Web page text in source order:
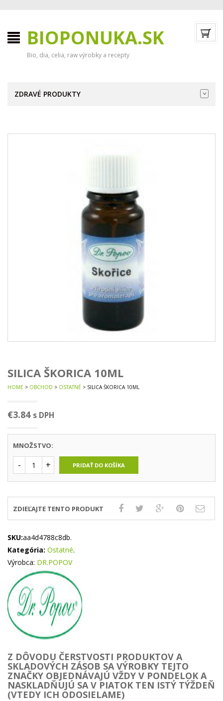
BIOPONUKA.SK
Bio, dia, celia, raw výrobky a recepty
ZDRAVÉ PRODUKTY
SILICA ŠKORICA 10ML
HOME > OBCHOD > OSTATNÉ > SILICA ŠKORICA 10ML
€3.84 s DPH
MNOŽSTVO:
PRIDAŤ DO KOŠÍKA
ZDIEĽAJTE TENTO PRODUKT
SKU:aa4d4788c8db.
Kategória: Ostatné.
Výrobca: DR.POPOV
Z DÔVODU ČERSTVOSTI PRODUKTOV A
SKLADOVÝCH ZÁSOB SA VÝROBKY TEJTO
ZNAČKY OBJEDNÁVAJÚ VŽDY V PONDELOK A
NASKLADŇUJÚ SA V PIATOK TEN ISTÝ TÝŽDEŇ
(VTEDY ICH ODOSIELAME)